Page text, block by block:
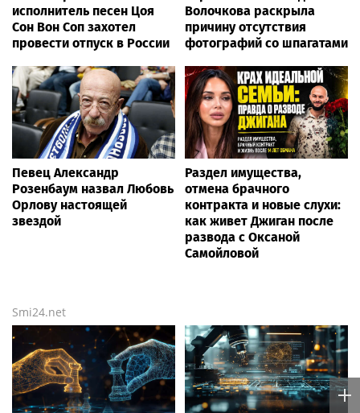
исполнитель песен Цоя
Сон Вон Соп захотел
провести отпуск в России
Волочкова раскрыла
причину отсутствия
фотографий со шпагатами
Певец Александр
Розенбаум назвал Любовь
Орлову настоящей
звездой
Раздел имущества,
отмена брачного
контракта и новые слухи:
как живет Джиган после
развода с Оксаной
Самойловой
Smi24.net